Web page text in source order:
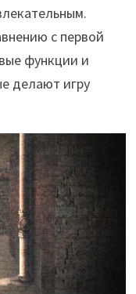
с первой
функции и
делают игру